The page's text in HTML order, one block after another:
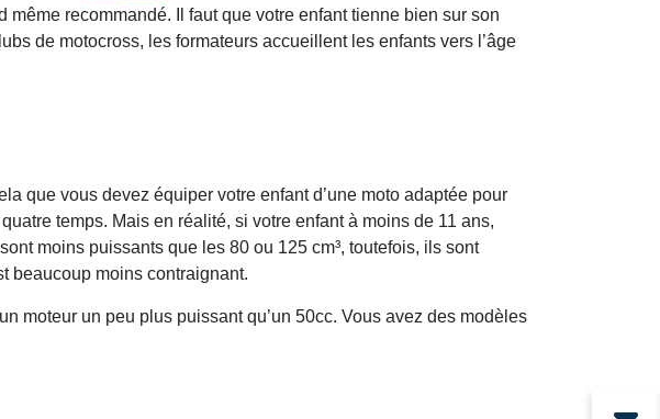
même recommandé. Il faut que votre enfant tienne bien sur son
de motocross, les formateurs accueillent les enfants vers l’âge
que vous devez équiper votre enfant d’une moto adaptée pour
temps. Mais en réalité, si votre enfant à moins de 11 ans,
moins puissants que les 80 ou 125 cm³, toutefois, ils sont
beaucoup moins contraignant.
moteur un peu plus puissant qu’un 50cc. Vous avez des modèles